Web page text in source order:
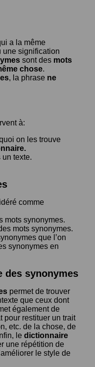
a la même
une signification
sont des mots
chose.
, la phrase ne
à:
on les trouve
texte.
comme
mots synonymes.
mots synonymes.
que l’on
synonymes en
des synonymes
permet de trouver
que ceux dont
également de
pour restituer un trait
etc. de la chose, de
le dictionnaire
une répétition de
le style de